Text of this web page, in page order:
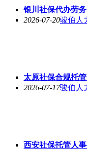
银川社保代办劳
2026-07-20骏伯人
太原社保合规托
2026-07-17骏伯人
西安社保托管人